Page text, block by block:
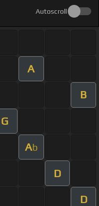
Autoscroll
A
B
G
Ab
D
D